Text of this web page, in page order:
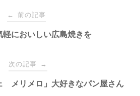
← 前の記事
軽においしい広島焼きを
次の記事 →
メリメロ」大好きなパン屋さん